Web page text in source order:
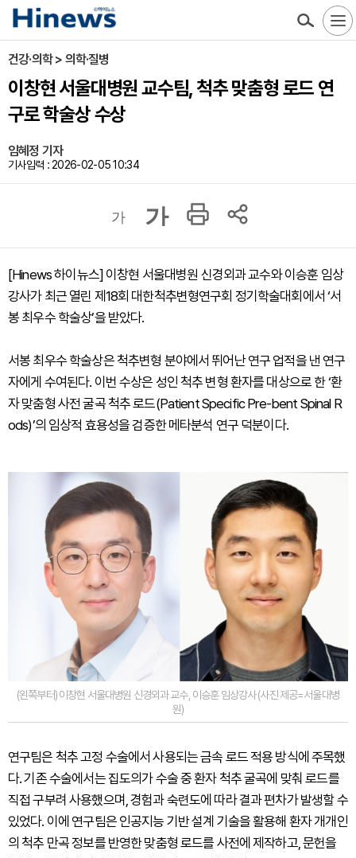
건강·의학 > 의학·질병
이창현 서울대병원 교수팀, 척추 맞춤형 로드 연
구로 학술상 수상
임혜정 기자
기사입력 : 2026-02-05 10:34
가 가
[Hinews 하이뉴스] 이창현 서울대병원 신경외과 교수와 이승훈 임상
강사가 최근 열린 제18회 대한척추변형연구회 정기학술대회에서 ‘서
봉 최우수 학술상’을 받았다.
서봉 최우수 학술상은 척추변형 분야에서 뛰어난 연구 업적을 낸 연구
자에게 수여된다. 이번 수상은 성인 척추 변형 환자를 대상으로 한 ‘환
자 맞춤형 사전 굴곡 척추 로드(Patient Specific Pre-bent Spinal R
ods)’의 임상적 효용성을 검증한 메타분석 연구 덕분이다.
(왼쪽부터) 이창현 서울대병원 신경외과 교수, 이승훈 임상강사 (사진 제공=서울대병
원)
연구팀은 척추 고정 수술에서 사용되는 금속 로드 적용 방식에 주목했
다. 기존 수술에서는 집도의가 수술 중 환자 척추 굴곡에 맞춰 로드를
직접 구부려 사용했으며, 경험과 숙련도에 따라 결과 편차가 발생할 수
있었다. 이에 연구팀은 인공지능 기반 설계 기술을 활용해 환자 개개인
의 척추 만곡 정보를 반영한 맞춤형 로드를 사전에 제작하고, 문헌을